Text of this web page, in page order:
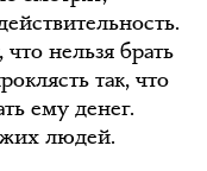
что нельзя брать
так, что
ему денег.
людей.